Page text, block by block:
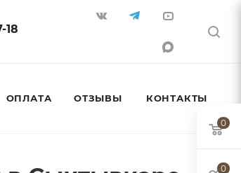
18
ОПЛАТА ОТЗЫВЫ КОНТАКТЫ
0
0